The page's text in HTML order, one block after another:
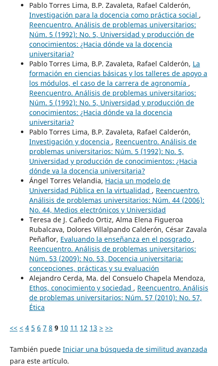
Pablo Torres Lima, B.P. Zavaleta, Rafael Calderón,
Investigación para la docencia como práctica social ,
Reencuentro. Análisis de problemas universitarios:
Núm. 5 (1992): No. 5, Universidad y producción de
conocimientos: ¿Hacia dónde va la docencia
universitaria?
Pablo Torres Lima, B.P. Zavaleta, Rafael Calderón, La
formación en ciencias básicas y los talleres de apoyo a
los módulos, el caso de la carrera de agronomía ,
Reencuentro. Análisis de problemas universitarios:
Núm. 5 (1992): No. 5, Universidad y producción de
conocimientos: ¿Hacia dónde va la docencia
universitaria?
Pablo Torres Lima, B.P. Zavaleta, Rafael Calderón,
Investigación y docencia , Reencuentro. Análisis de
problemas universitarios: Núm. 5 (1992): No. 5,
Universidad y producción de conocimientos: ¿Hacia
dónde va la docencia universitaria?
Ángel Torres Velandia, Hacia un modelo de
Universidad Pública en la virtualidad , Reencuentro.
Análisis de problemas universitarios: Núm. 44 (2006):
No. 44, Medios electrónicos y Universidad
Teresa de J. Cañedo Ortiz, Alma Elena Figueroa
Rubalcava, Dolores Villalpando Calderón, César Zavala
Peñaflor, Evaluando la enseñanza en el posgrado ,
Reencuentro. Análisis de problemas universitarios:
Núm. 53 (2009): No. 53, Docencia universitaria:
concepciones, prácticas y su evaluación
Alejandro Cerda, Ma. del Consuelo Chapela Mendoza,
Ethos, conocimiento y sociedad , Reencuentro. Análisis
de problemas universitarios: Núm. 57 (2010): No. 57,
Ética
<< < 4 5 6 7 8 9 10 11 12 13 > >>
También puede Iniciar una búsqueda de similitud avanzada
para este artículo.